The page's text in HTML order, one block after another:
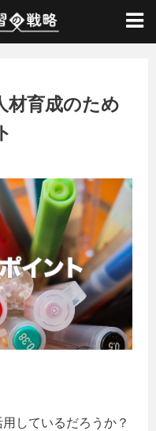
面談のポイント
材育成のため
しているだろうか？